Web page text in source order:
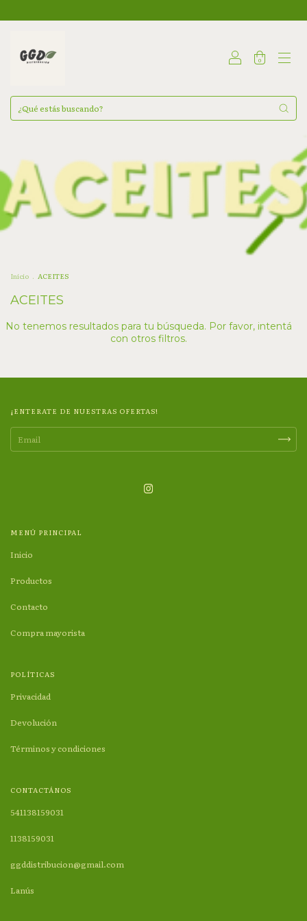
0
Inicio . ACEITES
ACEITES
No tenemos resultados para tu búsqueda. Por favor, intentá
con otros filtros.
¡ENTERATE DE NUESTRAS OFERTAS!
MENÚ PRINCIPAL
Inicio
Productos
Contacto
Compra mayorista
POLÍTICAS
Privacidad
Devolución
Términos y condiciones
CONTACTÁNOS
541138159031
1138159031
ggddistribucion@gmail.com
Lanús